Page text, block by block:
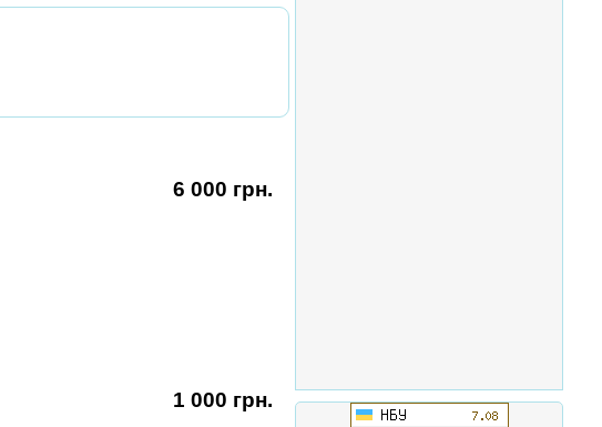
6 000 грн.
1 000 грн.